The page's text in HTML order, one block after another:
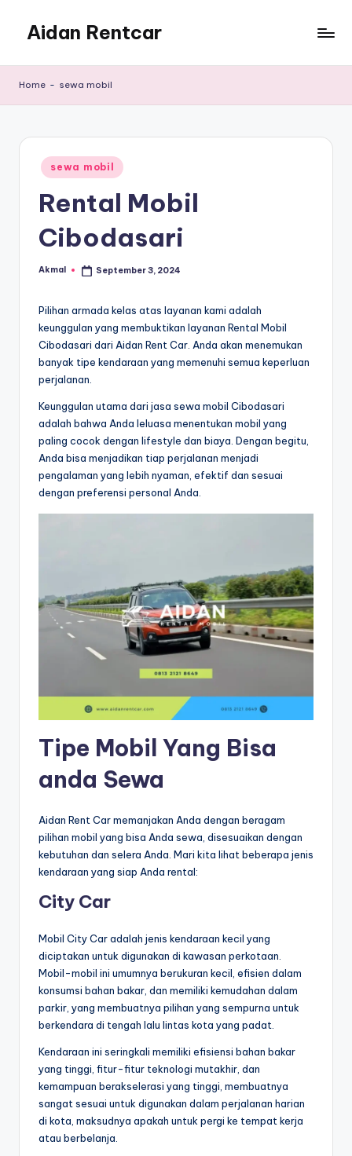
content
Aidan Rentcar
Murah
Home - sewa mobil
Posted
in
sewa mobil
Rental Mobil
Cibodasari
Posted
Akmal September 3, 2024
Pilihan armada kelas atas layanan kami adalah
keunggulan yang membuktikan layanan Rental Mobil
Cibodasari dari Aidan Rent Car. Anda akan menemukan
banyak tipe kendaraan yang memenuhi semua keperluan
perjalanan.
Keunggulan utama dari jasa sewa mobil Cibodasari
adalah bahwa Anda leluasa menentukan mobil yang
paling cocok dengan lifestyle dan biaya. Dengan begitu,
Anda bisa menjadikan tiap perjalanan menjadi
pengalaman yang lebih nyaman, efektif dan sesuai
dengan preferensi personal Anda.
Tipe Mobil Yang Bisa
anda Sewa
Aidan Rent Car memanjakan Anda dengan beragam
pilihan mobil yang bisa Anda sewa, disesuaikan dengan
kebutuhan dan selera Anda. Mari kita lihat beberapa jenis
kendaraan yang siap Anda rental:
City Car
Mobil City Car adalah jenis kendaraan kecil yang
diciptakan untuk digunakan di kawasan perkotaan.
Mobil-mobil ini umumnya berukuran kecil, efisien dalam
konsumsi bahan bakar, dan memiliki kemudahan dalam
parkir, yang membuatnya pilihan yang sempurna untuk
berkendara di tengah lalu lintas kota yang padat.
Kendaraan ini seringkali memiliki efisiensi bahan bakar
yang tinggi, fitur-fitur teknologi mutakhir, dan
kemampuan berakselerasi yang tinggi, membuatnya
sangat sesuai untuk digunakan dalam perjalanan harian
di kota, maksudnya apakah untuk pergi ke tempat kerja
atau berbelanja.